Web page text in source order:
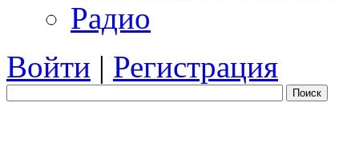
Радио
Войти | Регистрация
Поиск